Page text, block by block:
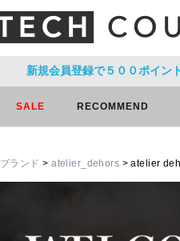
新規会員登録で５００ポイン
SALE RECOMMEND
ブランド atelier_dehors atelier